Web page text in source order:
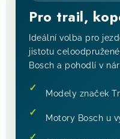
Pro trail,
Ideální volba pro
jistotu
Bosch a pohodlí v
Modely značek
Motory Bosch u